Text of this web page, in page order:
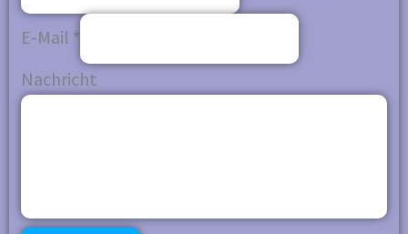
E-Mail *
Nachricht